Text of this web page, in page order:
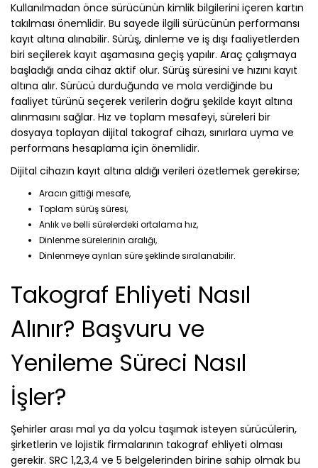
Kullanılmadan önce sürücünün kimlik bilgilerini içeren kartın
takılması önemlidir. Bu sayede ilgili sürücünün performansı
kayıt altına alınabilir. Sürüş, dinleme ve iş dışı faaliyetlerden
biri seçilerek kayıt aşamasına geçiş yapılır. Araç çalışmaya
başladığı anda cihaz aktif olur. Sürüş süresini ve hızını kayıt
altına alır. Sürücü durduğunda ve mola verdiğinde bu
faaliyet türünü seçerek verilerin doğru şekilde kayıt altına
alınmasını sağlar. Hız ve toplam mesafeyi, süreleri bir
dosyaya toplayan dijital takograf cihazı, sınırlara uyma ve
performans hesaplama için önemlidir.
Dijital cihazın kayıt altına aldığı verileri özetlemek gerekirse;
Aracın gittiği mesafe,
Toplam sürüş süresi,
Anlık ve belli sürelerdeki ortalama hız,
Dinlenme sürelerinin aralığı,
Dinlenmeye ayrılan süre şeklinde sıralanabilir.
Takograf Ehliyeti Nasıl
Alınır? Başvuru ve
Yenileme Süreci Nasıl
İşler?
Şehirler arası mal ya da yolcu taşımak isteyen sürücülerin,
şirketlerin ve lojistik firmalarının takograf ehliyeti olması
gerekir. SRC 1,2,3,4 ve 5 belgelerinden birine sahip olmak bu